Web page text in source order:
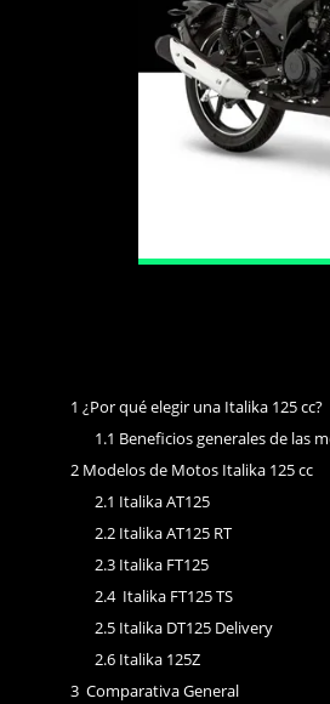
1 ¿Por qué elegir una Italika 125 cc?
1.1 Beneficios generales de las
2Modelos de Motos Italika 125 cc
2.1 Italika AT125
2.2Italika AT125 RT
2.3Italika FT125
2.4Italika FT125 TS
2.5Italika DT125 Delivery
2.6Italika 125Z
3Comparativa General